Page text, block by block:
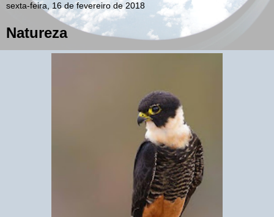
sexta-feira, 16 de fevereiro de 2018
Natureza